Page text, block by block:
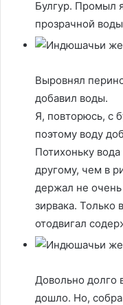
Булгур. Промыл
прозрачной
Выровнял
добавил воды.
Я, повторюсь, с
поэтому воду
Потихоньку
другому, чем в
держал не очень
зирвака. Только
отодвигал
Довольно долго
дошло. Но,